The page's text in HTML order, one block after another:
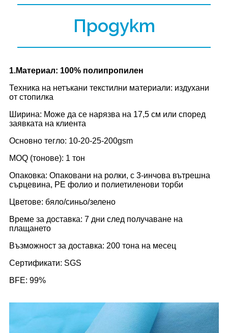
Продукт
1.Материал: 100% полипропилен
Техника на нетъкани текстилни материали: издухани
от стопилка
Ширина: Може да се нарязва на 17,5 см или според
заявката на клиента
Основно тегло: 10-20-25-200gsm
MOQ (тонове): 1 тон
Опаковка: Опаковани на ролки, с 3-инчова вътрешна
сърцевина, PE фолио и полиетиленови торби
Цветове: бяло/синьо/зелено
Време за доставка: 7 дни след получаване на
плащането
Възможност за доставка: 200 тона на месец
Сертификати: SGS
BFE: 99%